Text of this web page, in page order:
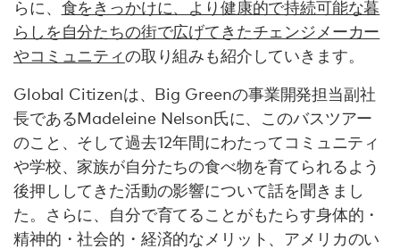
らに、 食をきっかけに、より健康的で持続可能な暮
らしを自分たちの街で広げてきたチェンジメーカー
やコミュニティの取り組みも紹介していきます。
Global Citizenは、Big Greenの事業開発担当副社
長であるMadeleine Nelson氏に、このバスツアー
のこと、そして過去12年間にわたってコミュニティ
や学校、家族が自分たちの食べ物を育てられるよう
後押ししてきた活動の影響について話を聞きまし
た。さらに、自分で育てることがもたらす身体的・
精神的・社会的・経済的なメリット、アメリカのい